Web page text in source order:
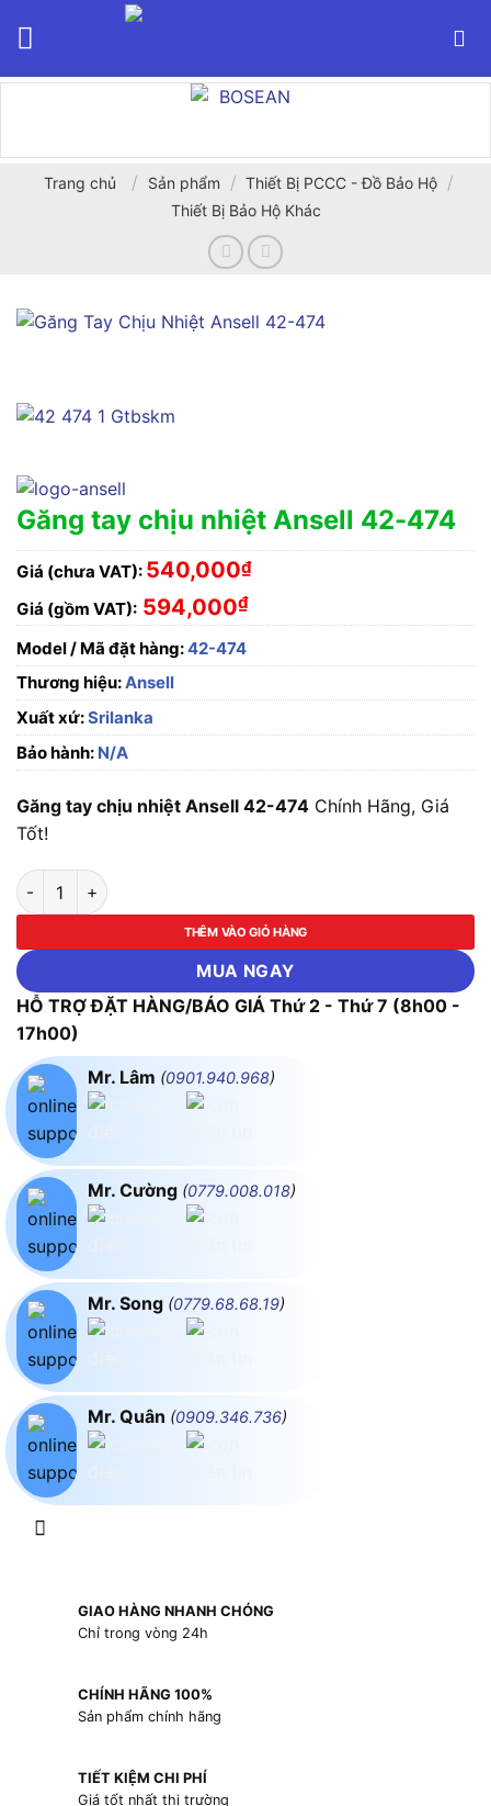
Trang chủ / Sản phẩm / Thiết Bị PCCC - Đồ Bảo Hộ /
Thiết Bị Bảo Hộ Khác
Găng tay chịu nhiệt Ansell 42-474
Giá (chưa VAT): 540,000₫
Giá (gồm VAT): 594,000₫
Model / Mã đặt hàng:42-474
Thương hiệu:Ansell
Xuất xứ:Srilanka
Bảo hành: N/A
Găng tay chịu nhiệt Ansell 42-474 Chính Hãng, Giá
Tốt!
Găng tay chịu nhiệt Ansell 42-474 số lượng
THÊM VÀO GIỎ HÀNG
MUA NGAY
HỖ TRỢ ĐẶT HÀNG/BÁO GIÁ Thứ 2 - Thứ 7 (8h00 -
17h00)
Mr. Lâm (0901.940.968)
Mr. Cường (0779.008.018)
Mr. Song (0779.68.68.19)
Mr. Quân (0909.346.736)
GIAO HÀNG NHANH CHÓNG
Chỉ trong vòng 24h
CHÍNH HÃNG 100%
Sản phẩm chính hãng
TIẾT KIỆM CHI PHÍ
Giá tốt nhất thị trường